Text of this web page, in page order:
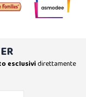
esclusividirettamente